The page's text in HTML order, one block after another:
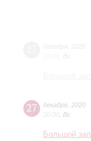
27 декабря 2020
20:00 Вс
Большой зал